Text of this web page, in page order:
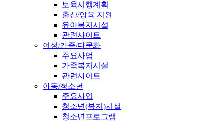
보육시행계획
출산/양육 지원
유아복지시설
관련사이트
여성/가족/다문화
주요사업
가족복지시설
관련사이트
아동/청소년
주요사업
청소년(복지)시설
청소년프로그램